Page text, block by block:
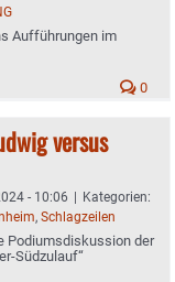
Aufführungen im
0
versus
- 10:06 | Kategorien:
, Schlagzeilen
Podiumsdiskussion der
Südzulauf“